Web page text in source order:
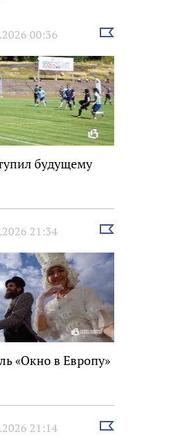
00:36
Выбрать
будущему
21:34
Выбрать
«Окно в Европу»
21:14
Выбрать